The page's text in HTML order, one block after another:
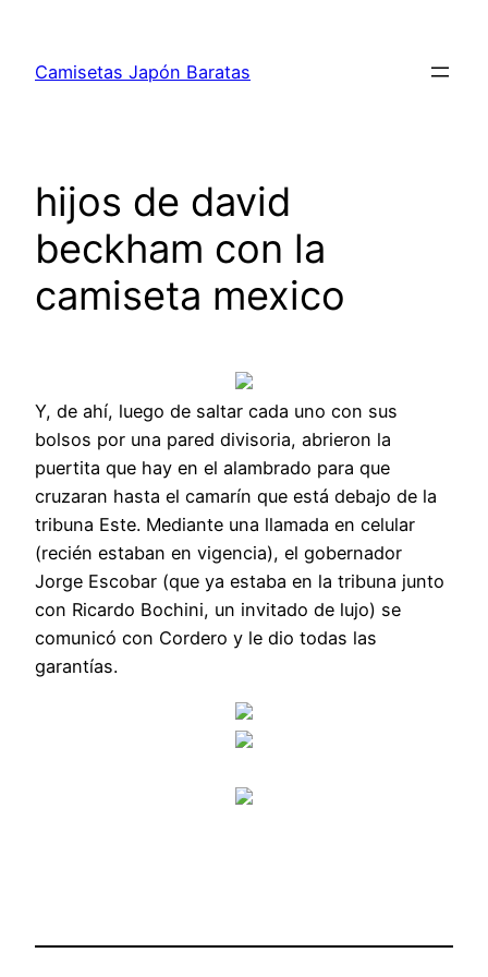
contenido
Camisetas Japón Baratas
hijos de david
beckham con la
camiseta mexico
Y, de ahí, luego de saltar cada uno con sus
bolsos por una pared divisoria, abrieron la
puertita que hay en el alambrado para que
cruzaran hasta el camarín que está debajo de la
tribuna Este. Mediante una llamada en celular
(recién estaban en vigencia), el gobernador
Jorge Escobar (que ya estaba en la tribuna junto
con Ricardo Bochini, un invitado de lujo) se
comunicó con Cordero y le dio todas las
garantías.